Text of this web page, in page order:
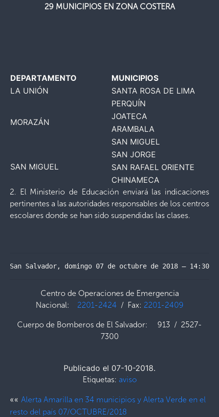
29 MUNICIPIOS EN ZONA COSTERA
DEPARTAMENTO
MUNICIPIOS
LA UNIÓN
SANTA ROSA DE LIMA
MORAZÁN
PERQUÍN
JOATECA
ARAMBALA
SAN MIGUEL
SAN MIGUEL
SAN JORGE
SAN RAFAEL ORIENTE
CHINAMECA
2. El Ministerio de Educación enviará las indicaciones
pertinentes a las autoridades responsables de los centros
escolares donde se han sido suspendidas las clases.
San Salvador, domingo 07 de octubre de 2018 – 14:30
Centro de Operaciones de Emergencia
Nacional: 2201-2424 / Fax: 2201-2409
Cuerpo de Bomberos de El Salvador: 913 / 2527-
7300
Publicado el 07-10-2018.
Etiquetas: aviso
«« Alerta Amarilla en 34 municipios y Alerta Verde en el
resto del país 07/OCTUBRE/2018